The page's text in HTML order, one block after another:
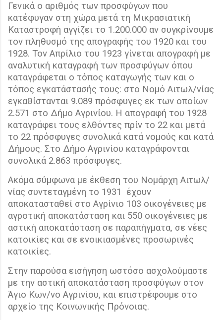
Γενικά ο αριθμός των προσφύγων που
κατέφυγαν στη χώρα μετά τη Μικρασιατική
Καταστροφή αγγίζει το 1.200.000 αν συγκρίνουμε
τον πληθυσμό της απογραφής του 1920 και του
1928. Τον Απρίλιο του 1923 γίνεται απογραφή με
αναλυτική καταγραφή των προσφύγων όπου
καταγράφεται ο τόπος καταγωγής των και ο
τόπος εγκατάστασής τους: στο Νομό Αιτωλ/νίας
εγκαθίστανται 9.089 πρόσφυγες εκ των οποίων
2.571 στο Δήμο Αγρινίου. Η απογραφή του 1928
καταγράφει τους ελθόντες πρίν το 22 και μετά
το 22 πρόσφυγες συνολικά κατά νομούς και κατά
Δήμους. Στο Δήμο Αγρινίου καταγράφονται
συνολικά 2.863 πρόσφυγες.
Ακόμα σύμφωνα με έκθεση του Νομάρχη Αιτωλ/
νίας συντεταγμένη το 1931
έχουν
αποκατασταθεί στο Αγρίνιο 103 οικογένειες με
αγροτική αποκατάσταση και 550 οικογένειες με
αστική αποκατάσταση σε παραπήγματα, σε νέες
κατοικίες και σε ενοικιασμένες προσωρινές
κατοικίες.
Στην παρούσα εισήγηση ωστόσο ασχολούμαστε
με την αστική αποκατάσταση προσφύγων στον
Άγιο Κων/νο Αγρινίου, και επιστρέφουμε στο
αρχείο της Κοινωνικής Πρόνοιας.